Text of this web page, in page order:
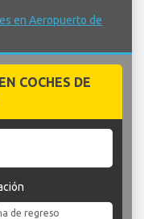
en Aeropuerto de
COCHES DE
de regreso